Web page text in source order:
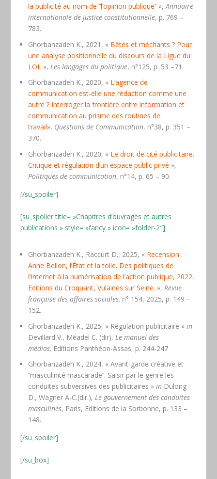
la publicité au nom de ‘‘l’opinion publique’’ »,Annuaire
internationale de justice constitutionnelle, p. 769 –
783.
Ghorbanzadeh K., 2021, « Bêtes et méchants ? Pour
une analyse positionnelle du discours de la Ligue du
LOL », Les langages du politique, n°125, p. 53 –71.
Ghorbanzadeh K., 2020, « L’agence de
communication est-elle une rédaction comme une
autre ? Interroger la frontière entre information et
communication au prisme des routines de
travail», Questions de Communication, n°38, p. 351 –
370.
Ghorbanzadeh K., 2020, « Le droit de cité publicitaire.
Critique et régulation d’un espace public privé »,
Politiques de communication, n°14, p. 65 – 90.
[/su_spoiler]
[su_spoiler title= »Chapitres d’ouvrages et autres
publications » style= »fancy » icon= »folder-2″]
Ghorbanzadeh K., Raccurt D., 2025, « Recension :
Anne Bellon, l’État et la toile. Des politiques de
l’Internet à la numérisation de l’action publique, 2022,
Editions du Croquant, Vulaines sur Seine. »,Revue
française des affaires sociales, n° 154, 2025, p. 149 –
152.
Ghorbanzadeh K., 2025, « Régulation publicitaire »in
Devillard V., Méadel C. (dir), Le manuel des
médias, Editions Panthéon-Assas, p. 244-247
Ghorbanzadeh K., 2024, « Avant-garde créative et
‘‘masculinité mascarade’’. Saisir par le genre les
conduites subversives des publicitaires »in Dulong
D., Wagner A-C.(dir.),Le gouvernement des conduites
masculines, Paris, Editions de la Sorbonne, p. 133 –
148.
[/su_spoiler]
[/su_box]